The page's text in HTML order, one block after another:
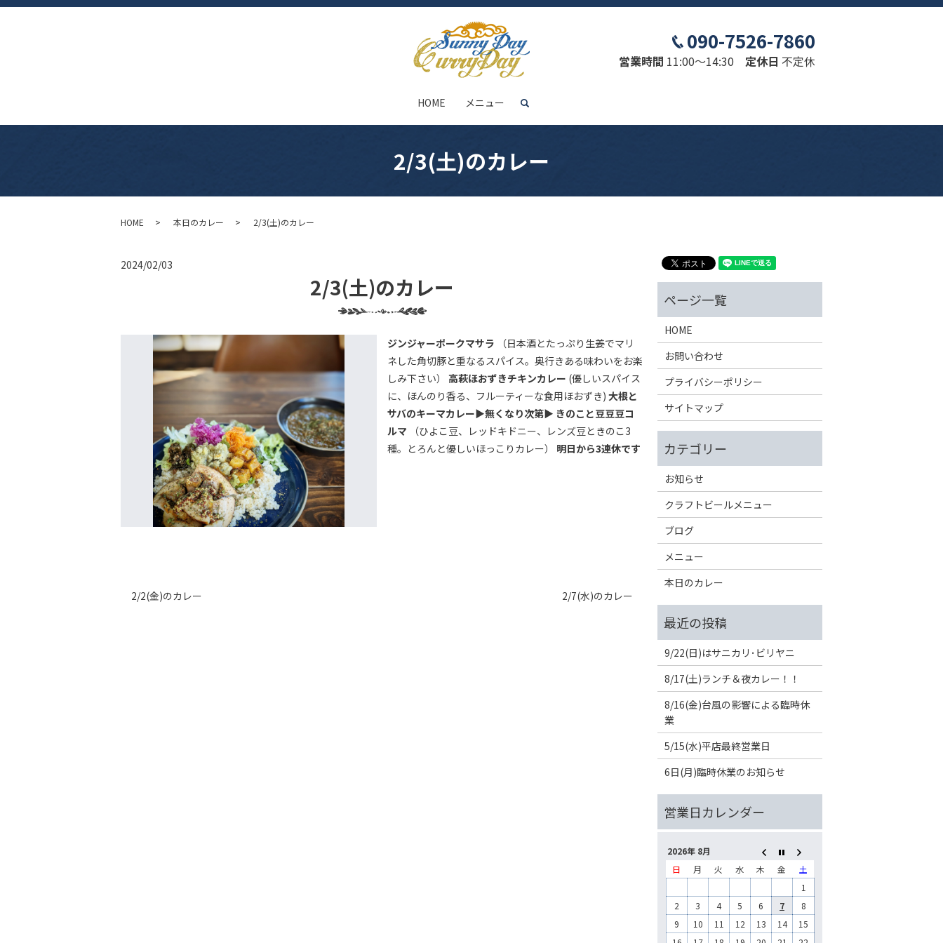
HOME メニュー search
090-7526-7860
営業時間 11:00～14:30 定休日 不定休
2/3(土)のカレー
HOME 本日のカレー 2/3(土)のカレー
2024/02/03
2/3(土)のカレー
ジンジャーポークマサラ （日本酒とたっぷり生姜でマリ
ネした角切豚と重なるスパイス。奥行きある味わいをお楽
しみ下さい） 高萩ほおずきチキンカレー (優しいスパイス
に、ほんのり香る、フルーティーな食用ほおずき) 大根と
サバのキーマカレー▶無くなり次第▶︎ きのこと豆豆豆コ
ルマ （ひよこ豆、レッドキドニー、レンズ豆ときのこ3
種。とろんと優しいほっこりカレー） 明日から3連休です
2/2(金)のカレー 2/7(水)のカレー
HOME
お問い合わせ
プライバシーポリシー
サイトマップ
お知らせ
クラフトビールメニュー
ブログ
メニュー
本日のカレー
9/22(日)はサニカリ･ビリヤニ
8/17(土)ランチ＆夜カレー！！
8/16(金)台風の影響による臨時休
業
5/15(水)平店最終営業日
6日(月)臨時休業のお知らせ
2026年 8月
日
月 火 水 木 金
土
1
2
3 4 5 6 7
8
9
10 11 12 13 14
15